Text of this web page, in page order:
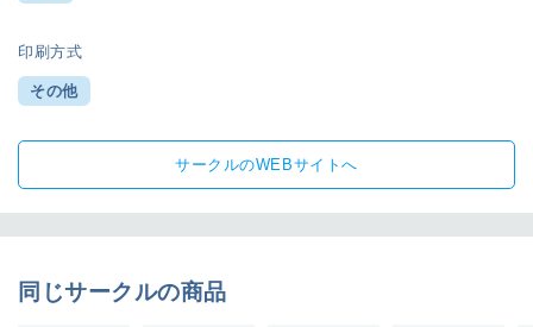
印刷方式
その他
サークルのWEBサイトへ
同じサークルの商品